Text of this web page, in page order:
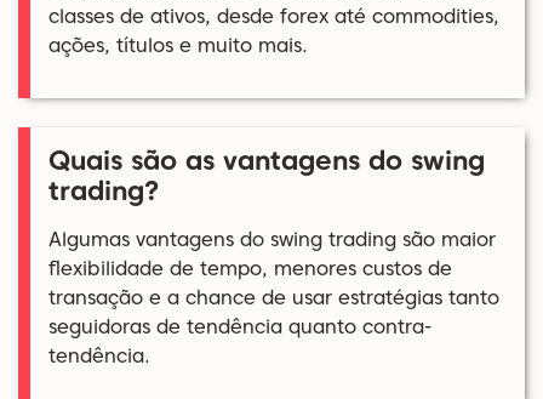
classes de ativos, desde forex até commodities,
ações, títulos e muito mais.
Quais são as vantagens do swing
trading?
Algumas vantagens do swing trading são maior
flexibilidade de tempo, menores custos de
transação e a chance de usar estratégias tanto
seguidoras de tendência quanto contra-
tendência.